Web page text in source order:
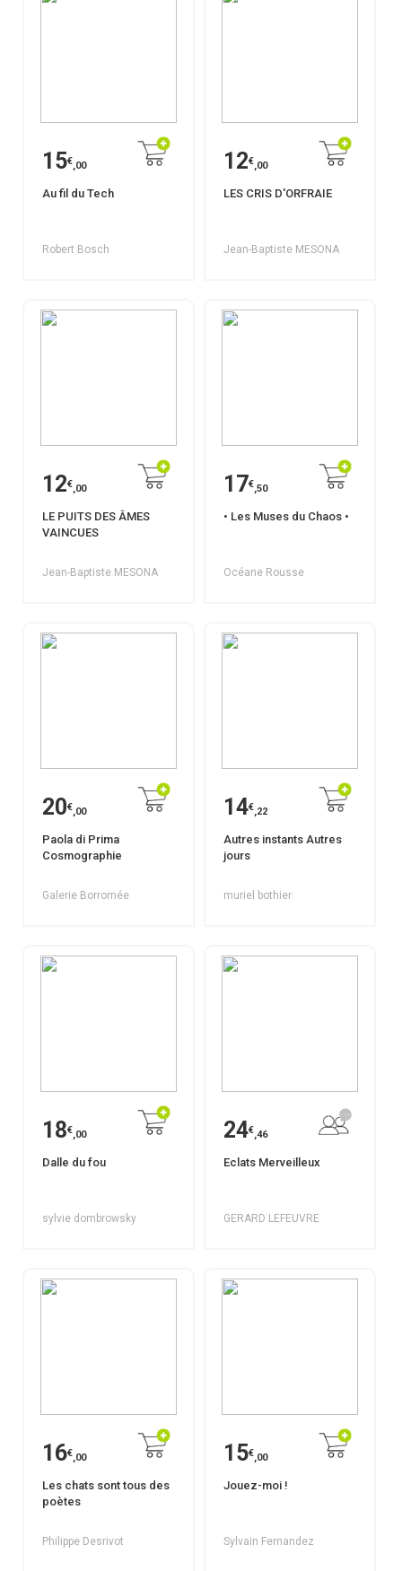
15€,00
Au fil du Tech
Robert Bosch
12€,00
LES CRIS D'ORFRAIE
Jean-Baptiste MESONA
12€,00
LE PUITS DES ÂMES
VAINCUES
Jean-Baptiste MESONA
17€,50
• Les Muses du Chaos •
Océane Rousse
20€,00
Paola di Prima
Cosmographie
Galerie Borromée
14€,22
Autres instants Autres
jours
muriel bothier
18€,00
Dalle du fou
sylvie dombrowsky
24€,46
Eclats Merveilleux
GERARD LEFEUVRE
16€,00
Les chats sont tous des
poètes
Philippe Desrivot
15€,00
Jouez-moi !
Sylvain Fernandez